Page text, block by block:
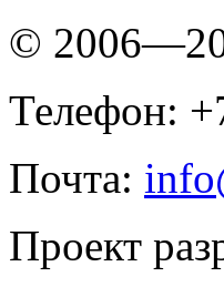
©
Телефон:
Почта:
Проект